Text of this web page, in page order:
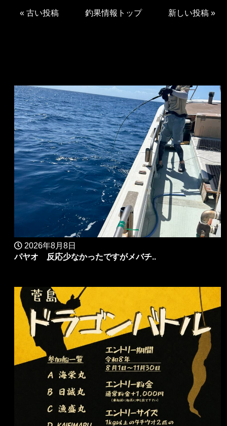
«古い投稿 釣果情報トップ 新しい投稿 »
2026年8月8日
パヤオ 反応少なかったですがメバチ..